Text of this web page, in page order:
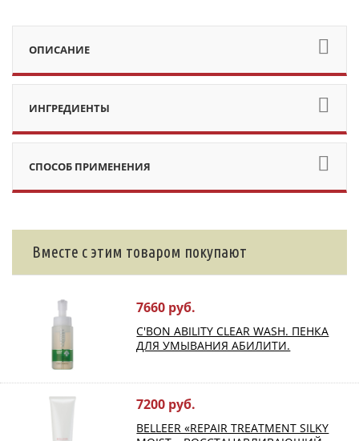
ОПИСАНИЕ
ИНГРЕДИЕНТЫ
СПОСОБ ПРИМЕНЕНИЯ
Вместе с этим товаром покупают
7660 руб.
C'BON ABILITY CLEAR WASH. ПЕНКА
ДЛЯ УМЫВАНИЯ АБИЛИТИ.
7200 руб.
BELLEER «REPAIR TREATMENT SILKY